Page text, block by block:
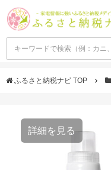
ふるさと納税ナビ TOP
詳細を見る